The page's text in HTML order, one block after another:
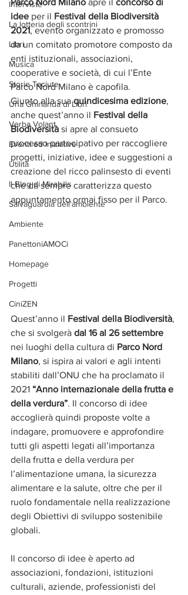
Interviste
La lotteria degli scontrini
Libri
Musica
Storie Taciute
Una Ghirlanda di Libri
Verba Volant
Eventi ed iniziative
Utilità
Il Blog di Mirabilis
Salvaguardia dell'ambiente
Ambiente
PanettoniAMOCi
Homepage
Progetti
CiniZEN
Parco Nord Milano apre il concorso di
idee per il Festival della Biodiversità
2021, evento organizzato e promosso
da un comitato promotore composto da
enti istituzionali, associazioni,
cooperative e società, di cui l’Ente
Parco Nord Milano è capofila.
Giunto alla sua quindicesima edizione,
anche quest’anno il Festival della
Biodiversità si apre al consueto
processo partecipativo per raccogliere
progetti, iniziative, idee e suggestioni a
creazione del ricco palinsesto di eventi
che da sempre caratterizza questo
appuntamento ormai fisso per il Parco.
Quest’anno il Festival della Biodiversità,
che si svolgerà dal 16 al 26 settembre
nei luoghi della cultura di Parco Nord
Milano, si ispira ai valori e agli intenti
stabiliti dall’ONU che ha proclamato il
2021 “Anno internazionale della frutta e
della verdura”. Il concorso di idee
accoglierà quindi proposte volte a
indagare, promuovere e approfondire
tutti gli aspetti legati all’importanza
della frutta e della verdura per
l’alimentazione umana, la sicurezza
alimentare e la salute, oltre che per il
ruolo fondamentale nella realizzazione
degli Obiettivi di sviluppo sostenibile
globali.
Il concorso di idee è aperto ad
associazioni, fondazioni, istituzioni
culturali, aziende, professionisti del